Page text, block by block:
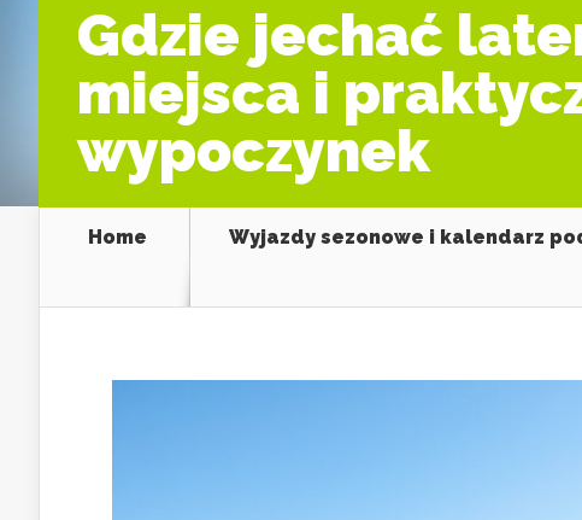
Gdzie jechać
miejsca i
wypoczynek
Home Wyjazdy sezonowe i kalendarz